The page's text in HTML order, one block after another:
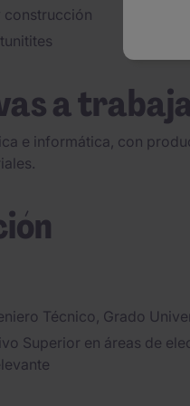
construcción
a
e informática, con
Técnico, Grado
Superior en áreas de